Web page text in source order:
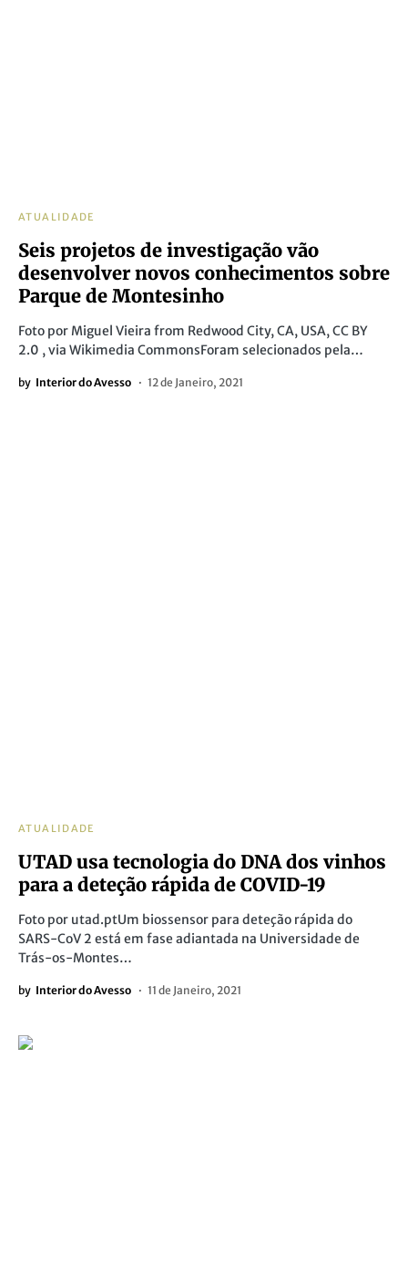
ATUALIDADE
Seis projetos de investigação vão
desenvolver novos conhecimentos sobre
Parque de Montesinho
Foto por Miguel Vieira from Redwood City, CA, USA, CC BY
2.0 , via Wikimedia CommonsForam selecionados pela…
by Interior do Avesso 12 de Janeiro, 2021
ATUALIDADE
UTAD usa tecnologia do DNA dos vinhos
para a deteção rápida de COVID-19
Foto por utad.ptUm biossensor para deteção rápida do
SARS-CoV 2 está em fase adiantada na Universidade de
Trás-os-Montes…
by Interior do Avesso 11 de Janeiro, 2021